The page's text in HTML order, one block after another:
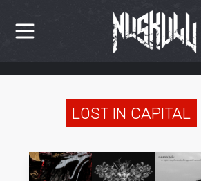
HÍREK
INTERJÚK
LOST IN CAPITAL